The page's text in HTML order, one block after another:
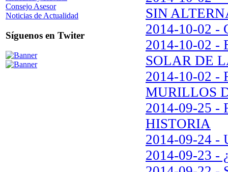
Consejo Asesor
Noticias de Actualidad
Síguenos en Twiter
SIN
2014-10-02 -
2014-10-02 -
SOLAR DE
2014-10-02 -
MURILLOS
2014-09-25 -
HISTORIA
2014-09-24 -
2014-09-23 -